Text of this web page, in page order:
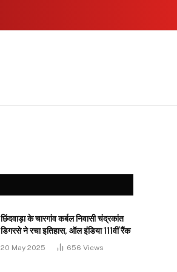
छिंदवाड़ा के चारगांव कर्बल निवासी चंद्रकांत
डिगरसे ने रचा इतिहास, ऑल इंडिया 111वीं रैंक
20 May 2025 656 Views